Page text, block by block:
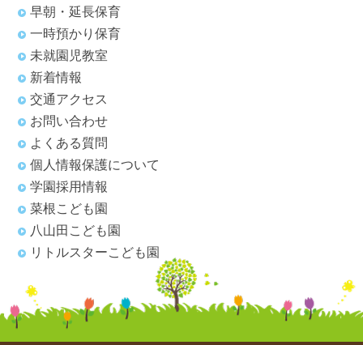
早朝・延長保育
一時預かり保育
未就園児教室
新着情報
交通アクセス
お問い合わせ
よくある質問
個人情報保護について
学園採用情報
菜根こども園
八山田こども園
リトルスターこども園